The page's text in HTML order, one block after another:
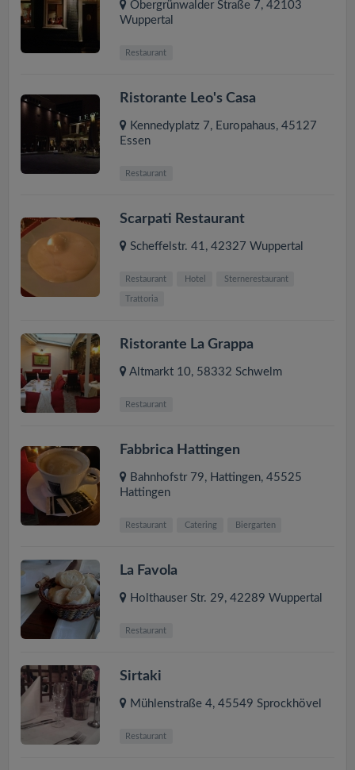
Obergrünwalder Straße 7, 42103
Wuppertal
Restaurant
Ristorante Leo's Casa
Kennedyplatz 7, Europahaus, 45127
Essen
Restaurant
Scarpati Restaurant
Scheffelstr. 41, 42327 Wuppertal
Restaurant Hotel Sternerestaurant
Trattoria
Ristorante La Grappa
Altmarkt 10, 58332 Schwelm
Restaurant
Fabbrica Hattingen
Bahnhofstr 79, Hattingen, 45525
Hattingen
Restaurant Catering Biergarten
La Favola
Holthauser Str. 29, 42289 Wuppertal
Restaurant
Sirtaki
Mühlenstraße 4, 45549 Sprockhövel
Restaurant